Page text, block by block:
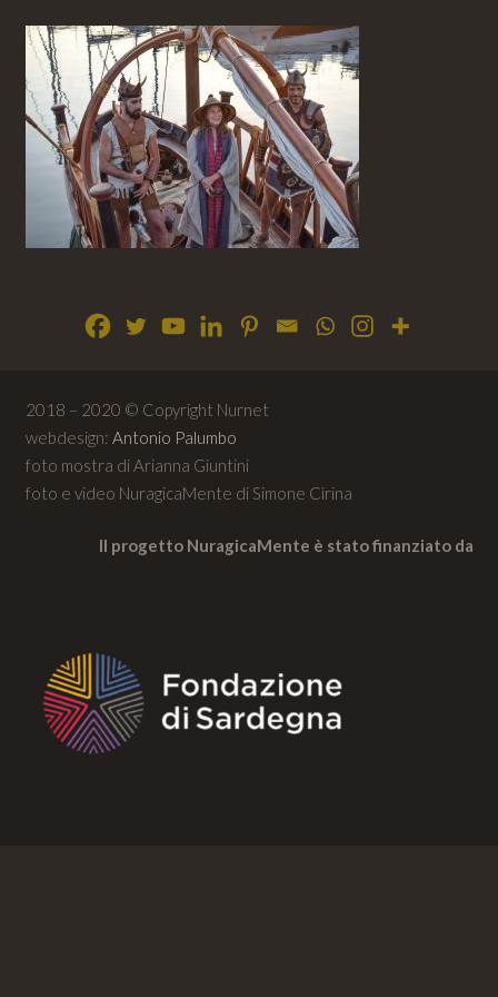
2018 – 2020 © Copyright Nurnet
webdesign: Antonio Palumbo
foto mostra di Arianna Giuntini
foto e video NuragicaMente di Simone Cirina
Il progetto NuragicaMente è stato finanziato da